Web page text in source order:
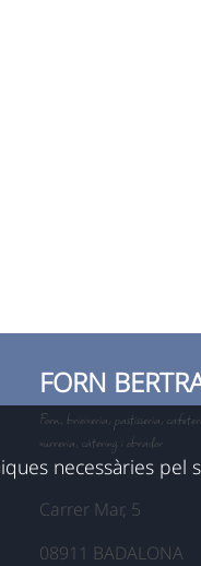
FORN
Forn, brioixeria, pastisseria,
xurreria, càtering i obrador
Carrer Mar, 5
08911 BADALONA
necessàries